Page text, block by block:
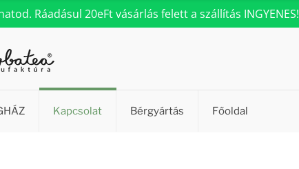
Ráadásul 20eFt vásárlás felett a szállítás INGYENES!
Kapcsolat Bérgyártás Főoldal